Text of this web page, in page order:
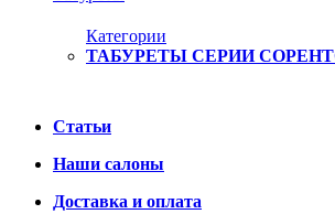
Категории
ТАБУРЕТЫ СЕРИИ
Статьи
Наши салоны
Доставка и оплата